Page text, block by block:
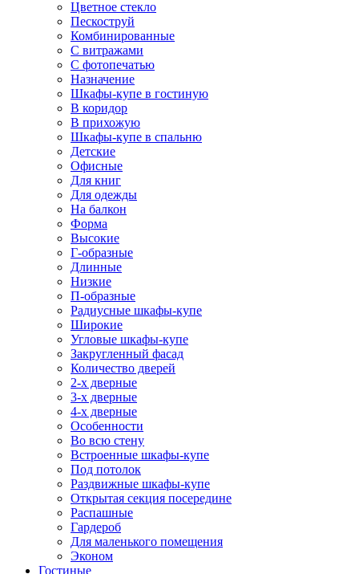
Цветное стекло
Пескоструй
Комбинированные
С витражами
С фотопечатью
Назначение
Шкафы-купе в гостиную
В коридор
В прихожую
Шкафы-купе в спальню
Детские
Офисные
Для книг
Для одежды
На балкон
Форма
Высокие
Г-образные
Длинные
Низкие
П-образные
Радиусные шкафы-купе
Широкие
Угловые шкафы-купе
Закругленный фасад
Количество дверей
2-х дверные
3-х дверные
4-х дверные
Особенности
Во всю стену
Встроенные шкафы-купе
Под потолок
Раздвижные шкафы-купе
Открытая секция посередине
Распашные
Гардероб
Для маленького помещения
Эконом
Гостиные